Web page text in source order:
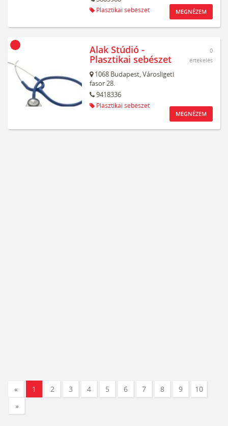
Plasztikai sebészet MEGNÉZEM
Alak Stúdió -
Plasztikai sebészet
1068 Budapest,Városligeti
fasor 28.
9418336
Plasztikai sebészet
0
értékelés
MEGNÉZEM
« 1 2 3 4 5 6 7 8 9
10
»